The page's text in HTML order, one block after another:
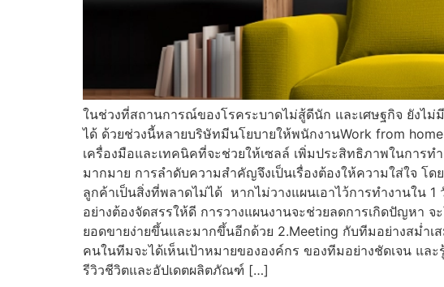
ในช่วงที่สถานการณ์ของโรคระบาดไม่สู้ดีนัก และเศษฐกิจ ยังไ
ได้ ด้วยช่วงนี้หลายบริษัทมีนโยบายให้พนักงานWork from
เครื่องมือและเทคนิคที่จะช่วยให้เซลล์ เพิ่มประสิทธิภาพในการท
มากมาย การลำดับความสำคัญจึงเป็นเรื่องต้องให้ความใส่ใจ โ
ลูกค้าเป็นสิ่งที่พลาดไม่ได้ หากไม่วางแผนเอาไว้การทำงานใน
อย่างต้องจัดสรรให้ดี การวางแผนงานจะช่วยลดการเกิดปัญหา
ยอดขายง่ายขึ้นและมากขึ้นอีกด้วย 2.Meeting กับทีมอย่างสม่ำเ
คนในทีมจะได้เห็นเป้าหมายขององค์กร ของทีมอย่างชัดเจน แ
รีวิวชีวิตและอัปเดตผลิตภัณฑ์ […]